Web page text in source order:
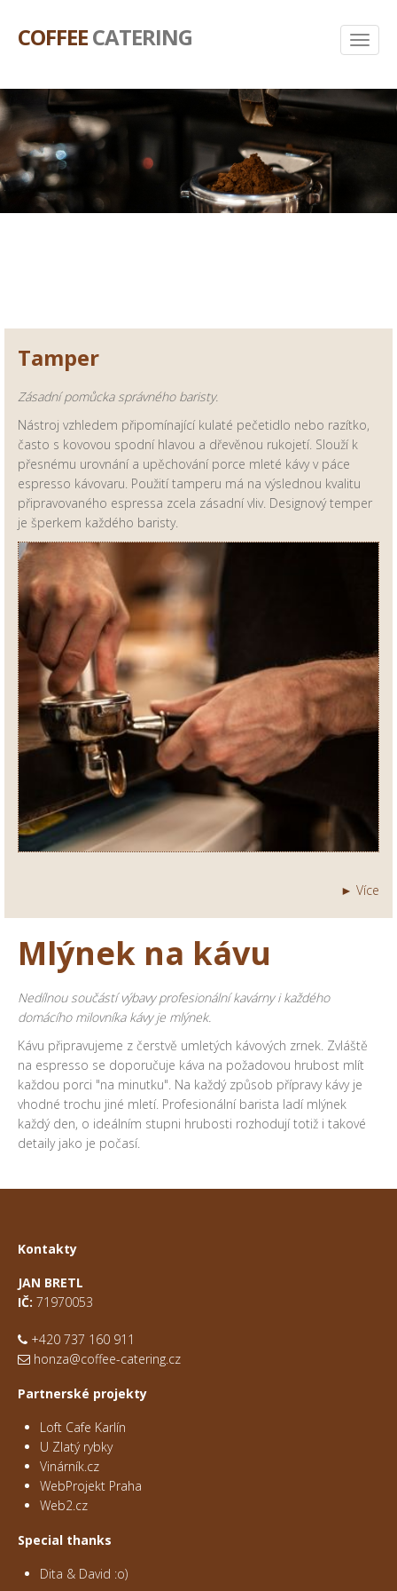
COFFEECATERING
Tamper
Zásadní pomůcka správného baristy.
Nástroj vzhledem připomínající kulaté pečetidlo nebo razítko,
často s kovovou spodní hlavou a dřevěnou rukojetí. Slouží k
přesnému urovnání a upěchování porce mleté kávy v páce
espresso kávovaru. Použití tamperu má na výslednou kvalitu
připravovaného espressa zcela zásadní vliv. Designový temper
je šperkem každého baristy.
► Více
Mlýnek na kávu
Nedílnou součástí výbavy profesionální kavárny i každého
domácího milovníka kávy je mlýnek.
Kávu připravujeme z čerstvě umletých kávových zrnek. Zvláště
na espresso se doporučuje káva na požadovou hrubost mlít
každou porci "na minutku". Na každý způsob přípravy kávy je
vhodné trochu jiné mletí. Profesionální barista ladí mlýnek
každý den, o ideálním stupni hrubosti rozhodují totiž i takové
detaily jako je počasí.
Kontakty
JAN BRETL
IČ: 71970053
+420 737 160 911
honza@coffee-catering.cz
Partnerské projekty
Loft Cafe Karlín
U Zlatý rybky
Vinárník.cz
WebProjekt Praha
Web2.cz
Special thanks
Dita & David :o)